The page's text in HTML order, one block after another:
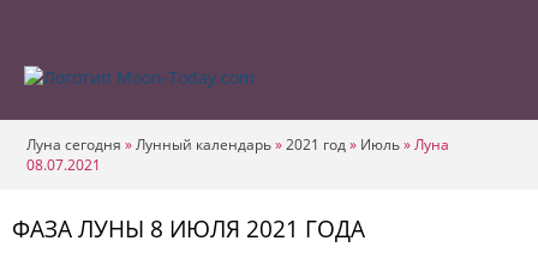
Луна сегодня »Лунный календарь»2021 год» Июль»Луна
08.07.2021
ФАЗА ЛУНЫ 8 ИЮЛЯ 2021 ГОДА